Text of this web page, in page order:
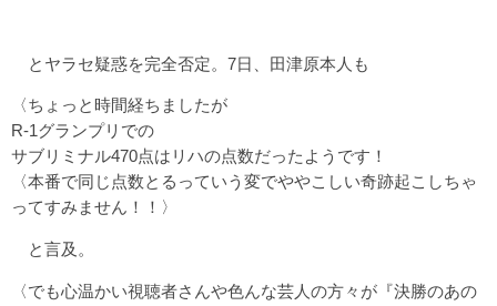
とヤラセ疑惑を完全否定。7日、田津原本人も
〈ちょっと時間経ちましたが
R-1グランプリでの
サブリミナル470点はリハの点数だったようです！
〈本番で同じ点数とるっていう変でややこしい奇跡起こしちゃ
ってすみません！！〉
と言及。
〈でも心温かい視聴者さんや色んな芸人の方々が『決勝のあの